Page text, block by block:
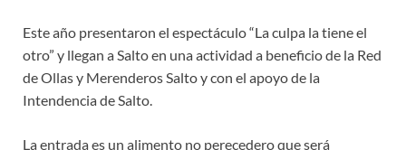
Este año presentaron el espectáculo “La culpa la tiene el
otro” y llegan a Salto en una actividad a beneficio de la Red
de Ollas y Merenderos Salto y con el apoyo de la
Intendencia de Salto.
La entrada es un alimento no perecedero que será